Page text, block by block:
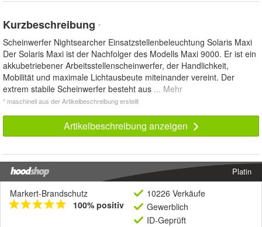
Kurzbeschreibung *
Scheinwerfer Nightsearcher Einsatzstellenbeleuchtung Solaris Maxi
Der Solaris Maxi ist der Nachfolger des Modells Maxi 9000. Er ist ein
akkubetriebener Arbeitsstellenscheinwerfer, der Handlichkeit,
Mobilität und maximale Lichtausbeute miteinander vereint. Der
extrem stabile Scheinwerfer besteht aus ... Mehr
* maschinell aus der Artikelbeschreibung erstellt
Artikelbeschreibung anzeigen
Platin
Markert-Brandschutz
100% positiv
10226 Verkäufe
Gewerblich
ID-Geprüft